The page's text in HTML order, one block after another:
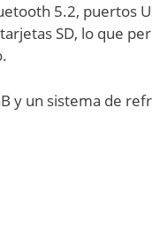
5.2, puertos
SD, lo que
y un sistema de